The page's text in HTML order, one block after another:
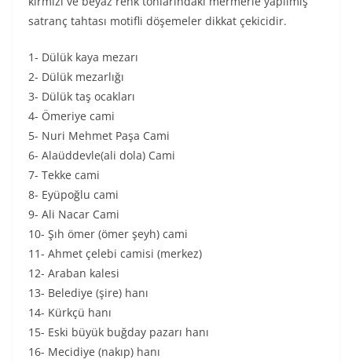
satranç tahtası motifli döşemeler dikkat çekicidir.
1- Dülük kaya mezarı
2- Dülük mezarlığı
3- Dülük taş ocakları
4- Ömeriye cami
5- Nuri Mehmet Paşa Cami
6- Alaüddevle(ali dola) Cami
7- Tekke cami
8- Eyüpoğlu cami
9- Ali Nacar Cami
10- Şıh ömer (ömer şeyh) cami
11- Ahmet çelebi camisi (merkez)
12- Araban kalesi
13- Belediye (şire) hanı
14- Kürkçü hanı
15- Eski büyük buğday pazarı hanı
16- Mecidiye (nakıp) hanı